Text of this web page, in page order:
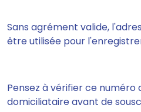
Sans agrément valide,
être utilisée pour
Pensez à vérifier ce
domiciliataire avant de